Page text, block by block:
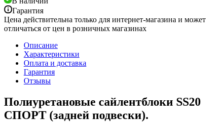
Гарантия
Цена действительна только для интернет-магазина и может
отличаться от цен в розничных магазинах
Описание
Характеристики
Оплата и доставка
Гарантия
Отзывы
Полиуретановые сайлентблоки SS20
СПОРТ (задней подвески).